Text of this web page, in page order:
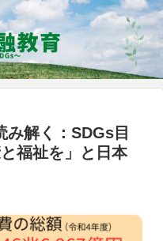
み解く：SDGs目
福祉を」と日本